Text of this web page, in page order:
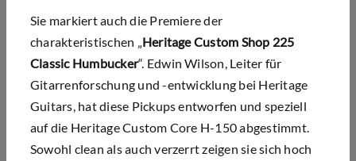
Sie markiert auch die Premiere der
charakteristischen „Heritage Custom Shop 225
Classic Humbucker“. Edwin Wilson, Leiter für
Gitarrenforschung und -entwicklung bei Heritage
Guitars, hat diese Pickups entworfen und speziell
auf die Heritage Custom Core H-150 abgestimmt.
Sowohl clean als auch verzerrt zeigen sie sich hoch